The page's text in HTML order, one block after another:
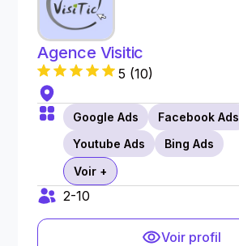
Agence Visitic
5 (10)
Google Ads
Facebook Ads
Youtube Ads
Bing Ads
Voir +
2-10
Voir profil